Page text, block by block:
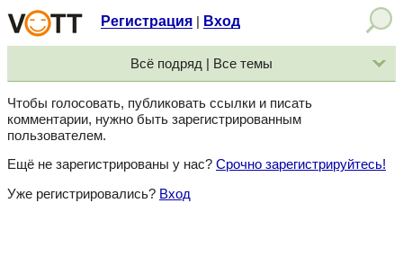
Регистрация Вход
Всё подряд | Все темы
Чтобы голосовать, публиковать ссылки и писать
комментарии, нужно быть зарегистрированным
пользователем.
Ещё не зарегистрированы у нас? Срочно зарегистрируйтесь!
Уже регистрировались? Вход